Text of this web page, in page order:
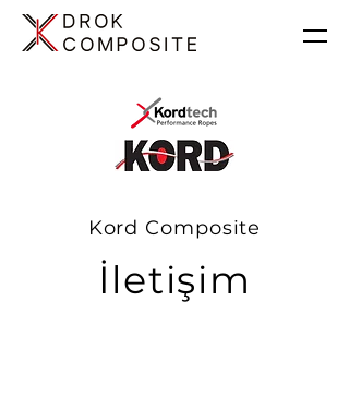
Kord Composite
İletişim